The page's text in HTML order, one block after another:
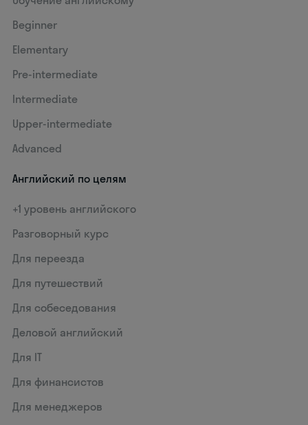
Beginner
Elementary
Pre-intermediate
Intermediate
Upper-intermediate
Advanced
Английский по целям
+1 уровень английского
Разговорный курс
Для переезда
Для путешествий
Для собеседования
Деловой английский
Для IT
Для финансистов
Для менеджеров